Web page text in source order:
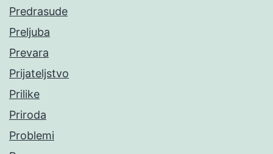
Predrasude
Preljuba
Prevara
Prijateljstvo
Prilike
Priroda
Problemi